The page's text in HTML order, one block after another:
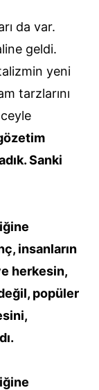
da var.
geldi.
yeni
tarzlarını
Sanki
insanların
herkesin,
popüler